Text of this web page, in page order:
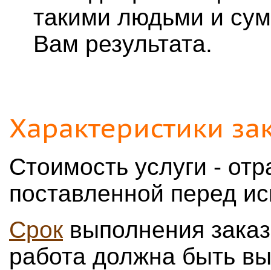
такими людьми и
Вам результата.
Характеристики
Стоимость услуги -
поставленной перед
Срок выполнения
работа должна быть